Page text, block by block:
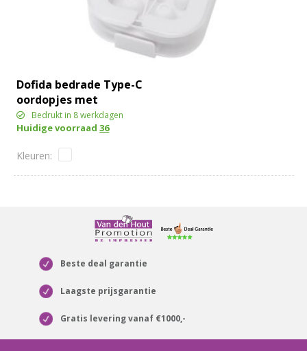
Dofida bedrade Type-C
oordopjes met
opbergdoos van
gerecycled plastic
Bedrukt in 8 werkdagen
Huidige voorraad36
Beste deal garantie
Laagste prijsgarantie
Gratis levering vanaf €1000,-